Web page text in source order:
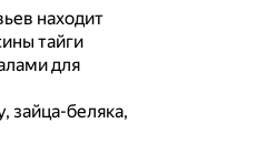
находит
тайги
для
зайца-беляка,